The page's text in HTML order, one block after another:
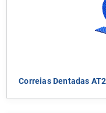
Correias Dentadas